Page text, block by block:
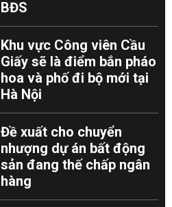
BĐS
Khu vực Công viên Cầu
Giấy sẽ là điểm bắn pháo
hoa và phố đi bộ mới tại
Hà Nội
Đề xuất cho chuyển
nhượng dự án bất động
sản đang thế chấp ngân
hàng